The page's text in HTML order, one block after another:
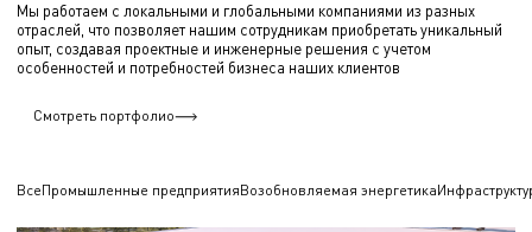
Мы работаем с локальными и глобальными компаниями из разных
отраслей, что позволяет нашим сотрудникам приобретать уникальный
опыт, создавая проектные и инженерные решения с учетом
особенностей и потребностей бизнеса наших клиентов
Смотреть портфолио
ВсеПромышленные предприятияВозобновляемая энергетика